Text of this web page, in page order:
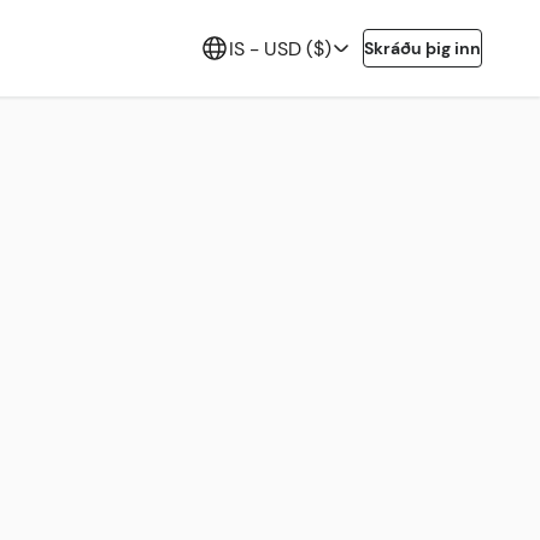
IS - USD ($) Skráðu þig inn